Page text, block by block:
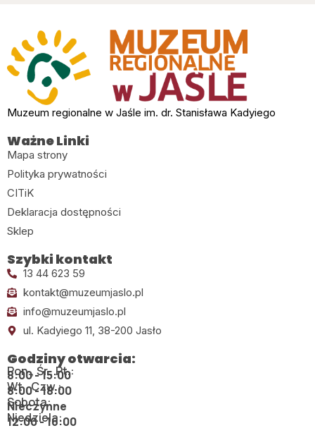
Muzeum regionalne w Jaśle im. dr. Stanisława Kadyiego
Ważne Linki
Mapa strony
Polityka prywatności
CITiK
Deklaracja dostępności
Sklep
Szybki kontakt
13 44 623 59
kontakt@muzeumjaslo.pl
info@muzeumjaslo.pl
ul. Kadyiego 11, 38-200 Jasło
Godziny otwarcia:
Pon., Śr., Pt.:
8:00 - 15:00
Wt., Czw.:
8:00 - 18:00
Sobota:
Nieczynne
Niedziela:
12:00 - 16:00